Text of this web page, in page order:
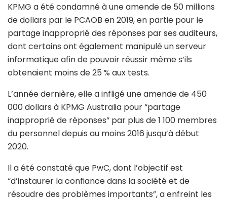
KPMG a été condamné à une amende de 50 millions
de dollars par le PCAOB en 2019, en partie pour le
partage inapproprié des réponses par ses auditeurs,
dont certains ont également manipulé un serveur
informatique afin de pouvoir réussir même s’ils
obtenaient moins de 25 % aux tests.
L’année dernière, elle a infligé une amende de 450
000 dollars à KPMG Australia pour “partage
inapproprié de réponses” par plus de 1 100 membres
du personnel depuis au moins 2016 jusqu’à début
2020.
Il a été constaté que PwC, dont l’objectif est
“d’instaurer la confiance dans la société et de
résoudre des problèmes importants”, a enfreint les